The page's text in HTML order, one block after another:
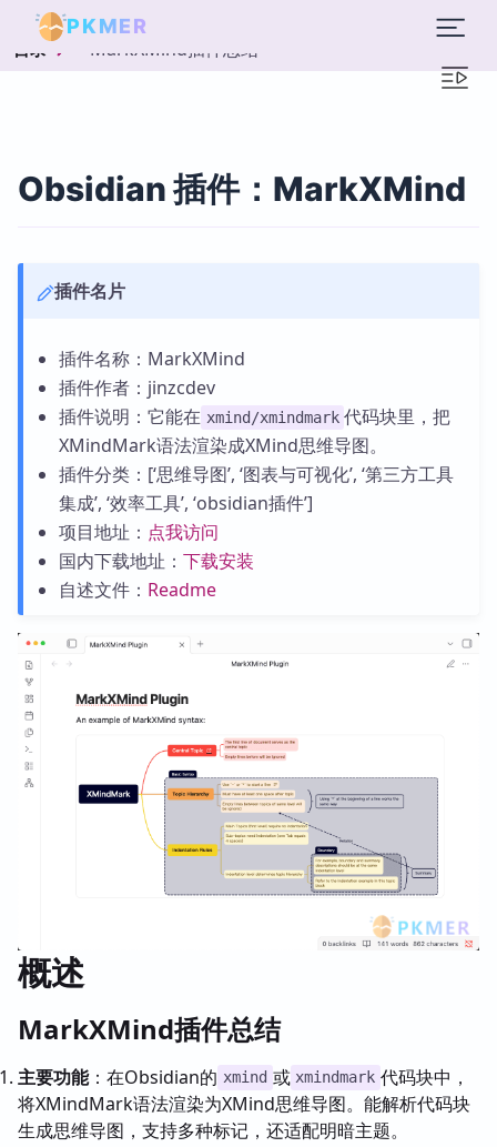
PKMER
目录 MarkXMind插件总结
Obsidian 插件：MarkXMind
插件名片
插件名称：MarkXMind
插件作者：jinzcdev
插件说明：它能在 xmind/xmindmark 代码块里，把
XMindMark语法渲染成XMind思维导图。
插件分类：[‘思维导图’, ‘图表与可视化’, ‘第三方工具
集成’, ‘效率工具’, ‘obsidian插件’]
项目地址： 点我访问
国内下载地址： 下载安装
自述文件： Readme
概述
MarkXMind插件总结
主要功能：在Obsidian的 xmind 或 xmindmark 代码块中，
将XMindMark语法渲染为XMind思维导图。能解析代码块
生成思维导图，支持多种标记，还适配明暗主题。